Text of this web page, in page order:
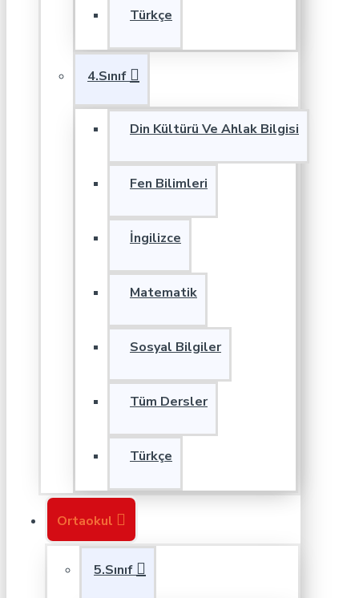
Türkçe
4.Sınıf
Din Kültürü Ve Ahlak Bilgisi
Fen Bilimleri
İngilizce
Matematik
Sosyal Bilgiler
Tüm Dersler
Türkçe
Ortaokul
5.Sınıf